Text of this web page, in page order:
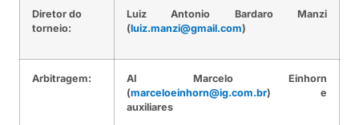
Diretor do
torneio:
Luiz Antonio Bardaro Manzi
(luiz.manzi@gmail.com)
Arbitragem:
AI Marcelo Einhorn
(marceloeinhorn@ig.com.br) e
auxiliares